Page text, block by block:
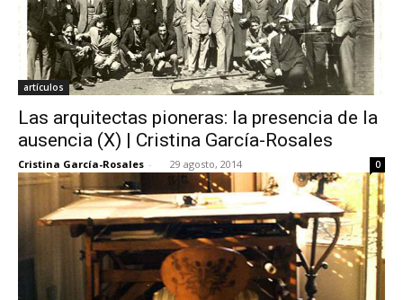
artículos
Las arquitectas pioneras: la presencia de la
ausencia (X) | Cristina García-Rosales
Cristina García-Rosales - 29 agosto, 2014 0